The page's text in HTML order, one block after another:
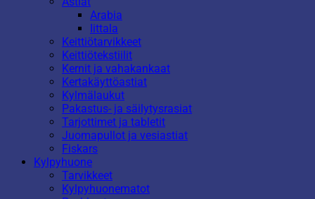
Arabia
Iittala
Keittiötarvikkeet
Keittiötekstiilit
Kernit ja vahakankaat
Kertakäyttöastiat
Kylmälaukut
Pakastus- ja säilytysrasiat
Tarjottimet ja tabletit
Juomapullot ja vesiastiat
Fiskars
Kylpyhuone
Tarvikkeet
Kylpyhuonematot